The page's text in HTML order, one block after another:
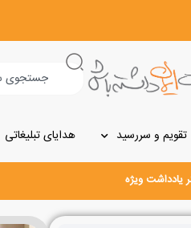
جستجو
تقویم و سررسید هدایای تبلیغاتی
یادداشت ویژه